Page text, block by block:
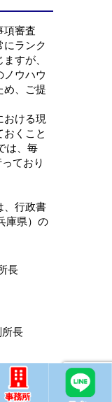
項審査
にランク
すが、
ノウハウ
め、ご提
ける現
くこと
は、毎
ており
行政書
庫県）の
長
長